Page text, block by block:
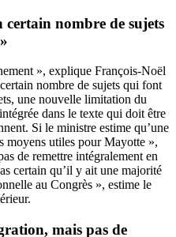
certain nombre de sujets
», explique François-Noël
nombre de sujets qui font
une nouvelle limitation du
dans le texte qui doit être
Si le ministre estime qu’une
moyens utiles pour Mayotte »,
de remettre intégralement en
certain qu’il y ait une majorité
au Congrès », estime le
mais pas de